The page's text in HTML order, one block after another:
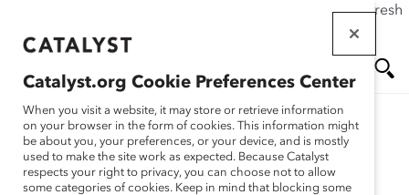
If this page doesn't load as expected, please click the refresh
main
Me
nu
Catalyst.org Cookie Preferences Center
When you visit a website, it may store or retrieve information
on your browser in the form of cookies. This information might
be about you, your preferences, or your device, and is mostly
used to make the site work as expected. Because Catalyst
respects your right to privacy, you can choose not to allow
some categories of cookies. Keep in mind that blocking some